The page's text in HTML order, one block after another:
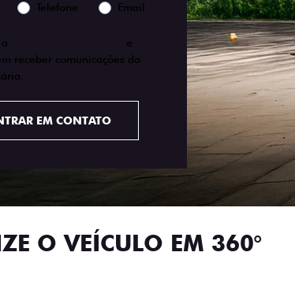
Telefone Email
e
receber comunicações da
EM CONTATO
O VEÍCULO EM 360°